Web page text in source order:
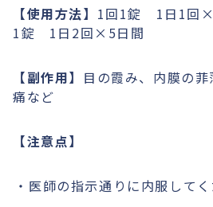
【使用方法】 1回1錠 1日1回
1錠 1日2回×5日間
【副作用】 目の霞み、内膜の
痛など
【注意点】
医師の指示通りに内服してく